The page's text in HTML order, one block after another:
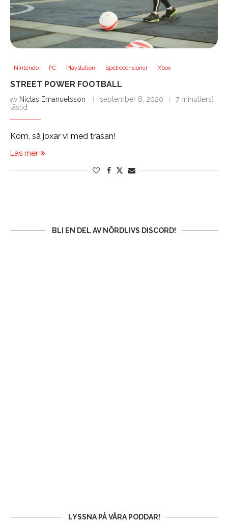
Nintendo PC Playstation Spelrecensioner Xbox
STREET POWER FOOTBALL
av Niclas Emanuelsson september 8, 2020
7 minut(ers)
lästid
Kom, så joxar vi med trasan!
Läs mer
BLI EN DEL AV NÖRDLIVS DISCORD!
LYSSNA PÅ VÅRA PODDAR!